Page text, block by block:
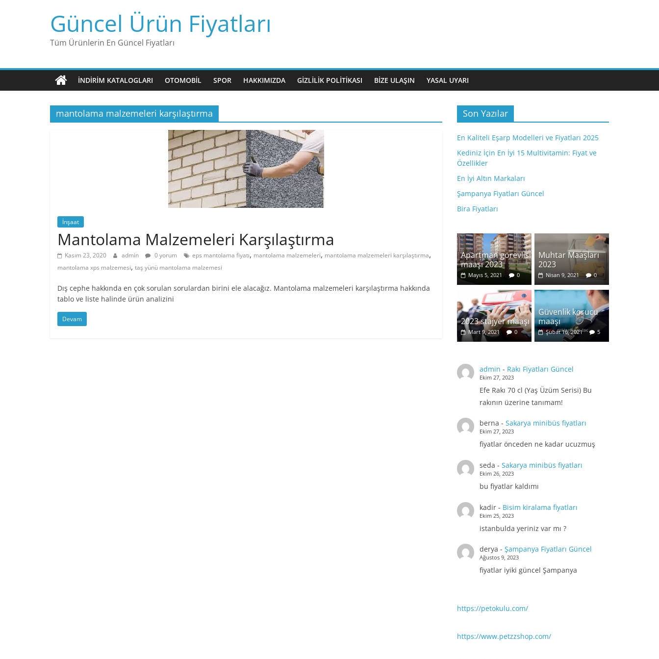
Güncel Ürün Fiyatları
Tüm Ürünlerin En Güncel Fiyatları
İNDIRIM KATALOGLARI OTOMOBIL SPOR HAKKIMIZDA GIZLILIK POLITIKASI BIZE ULAŞIN YASAL UYARI
mantolama malzemeleri karşılaştırma
İnşaat
Mantolama Malzemeleri Karşılaştırma
Kasım 23, 2020 admin 0 yorum eps mantolama fiyatı, mantolama malzemeleri, mantolama malzemeleri karşılaştırma,
mantolama xps malzemesi, taş yünü mantolama malzemesi
Dış cephe hakkında en çok sorulan sorulardan birini ele alacağız. Mantolama malzemeleri karşılaştırma hakkında
tablo ve liste halinde ürün analizini
Devam
Son Yazılar
En Kaliteli Eşarp Modelleri ve Fiyatları 2025
Kediniz İçin En İyi 15 Multivitamin: Fiyat ve
Özellikler
En İyi Altın Markaları
Şampanya Fiyatları Güncel
Bira Fiyatları
Apartman görevlisi
maaşı 2023
Mayıs 5, 2021 0
Muhtar Maaşları
2023
Nisan 9, 2021 0
2023 stajyer maaşı
Mart 9, 2021 0
Güvenlik korucu
maaşı
Şubat 16, 2021 5
admin - Rakı Fiyatları Güncel
Ekim 27, 2023
Efe Rakı 70 cl (Yaş Üzüm Serisi) Bu
rakının üzerine tanımam!
berna - Sakarya minibüs fiyatları
Ekim 27, 2023
fiyatlar önceden ne kadar ucuzmuş
seda - Sakarya minibüs fiyatları
Ekim 26, 2023
bu fiyatlar kaldımı
kadir- Bisim kiralama fiyatları
Ekim 25, 2023
istanbulda yeriniz var mı ?
derya - Şampanya Fiyatları Güncel
Ağustos 9, 2023
fiyatlar iyiki güncel Şampanya
https://petokulu.com/
https://www.petzzshop.com/